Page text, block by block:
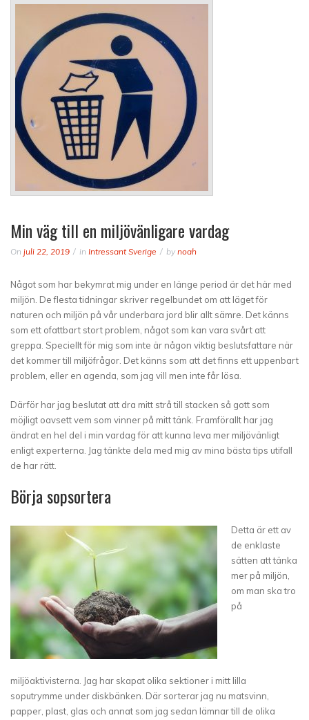
Min väg till en miljövänligare vardag
On juli 22, 2019 in Intressant Sverige by noah
Något som har bekymrat mig under en länge period är det här med
miljön. De flesta tidningar skriver regelbundet om att läget för
naturen och miljön på vår underbara jord blir allt sämre. Det känns
som ett ofattbart stort problem, något som kan vara svårt att
greppa. Speciellt för mig som inte är någon viktig beslutsfattare när
det kommer till miljöfrågor. Det känns som att det finns ett uppenbart
problem, eller en agenda, som jag vill men inte får lösa.
Därför har jag beslutat att dra mitt strå till stacken så gott som
möjligt oavsett vem som vinner på mitt tänk. Framförallt har jag
ändrat en hel del i min vardag för att kunna leva mer miljövänligt
enligt experterna. Jag tänkte dela med mig av mina bästa tips utifall
de har rätt.
Börja sopsortera
Detta är ett av
de enklaste
sätten att tänka
mer på miljön,
om man ska tro
på
miljöaktivisterna. Jag har skapat olika sektioner i mitt lilla
soputrymme under diskbänken. Där sorterar jag nu matsvinn,
papper, plast, glas och annat som jag sedan lämnar till de olika